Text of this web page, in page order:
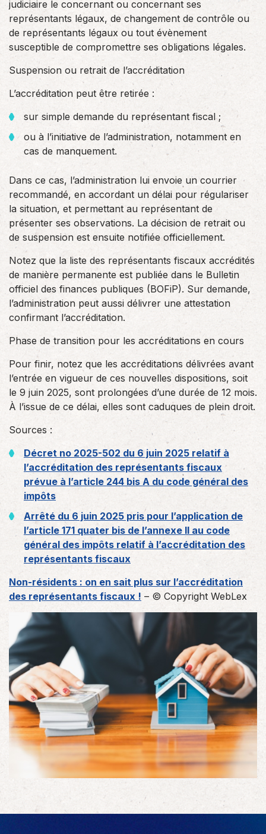
judiciaire le concernant ou concernant ses
représentants légaux, de changement de contrôle ou
de représentants légaux ou tout évènement
susceptible de compromettre ses obligations légales.
Suspension ou retrait de l’accréditation
L’accréditation peut être retirée :
sur simple demande du représentant fiscal ;
ou à l’initiative de l’administration, notamment en
cas de manquement.
Dans ce cas, l’administration lui envoie un courrier
recommandé, en accordant un délai pour régulariser
la situation, et permettant au représentant de
présenter ses observations. La décision de retrait ou
de suspension est ensuite notifiée officiellement.
Notez que la liste des représentants fiscaux accrédités
de manière permanente est publiée dans le Bulletin
officiel des finances publiques (BOFiP). Sur demande,
l’administration peut aussi délivrer une attestation
confirmant l’accréditation.
Phase de transition pour les accréditations en cours
Pour finir, notez que les accréditations délivrées avant
l’entrée en vigueur de ces nouvelles dispositions, soit
le 9 juin 2025, sont prolongées d’une durée de 12 mois.
À l’issue de ce délai, elles sont caduques de plein droit.
Sources :
Décret no 2025-502 du 6 juin 2025 relatif à
l’accréditation des représentants fiscaux
prévue à l’article 244 bis A du code général des
impôts
Arrêté du 6 juin 2025 pris pour l’application de
l’article 171 quater bis de l’annexe II au code
général des impôts relatif à l’accréditation des
représentants fiscaux
Non-résidents : on en sait plus sur l’accréditation
des représentants fiscaux ! – © Copyright WebLex